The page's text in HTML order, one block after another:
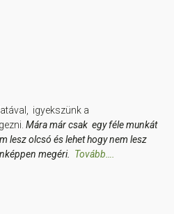
igyekszünk a
Mára már csak egy féle munkát
lesz olcsó és lehet hogy nem lesz
megéri. Tovább….